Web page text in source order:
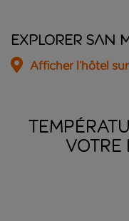
Explorer San
Afficher l’hôtel
VOTRE